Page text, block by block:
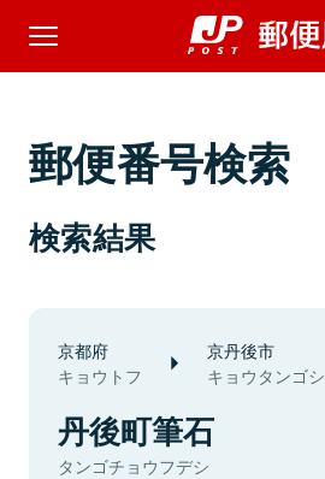
郵便番号検索
検索結果
京都府
キョウトフ
京丹後市
キョウタンゴシ
丹後町筆石
タンゴチョウフデシ